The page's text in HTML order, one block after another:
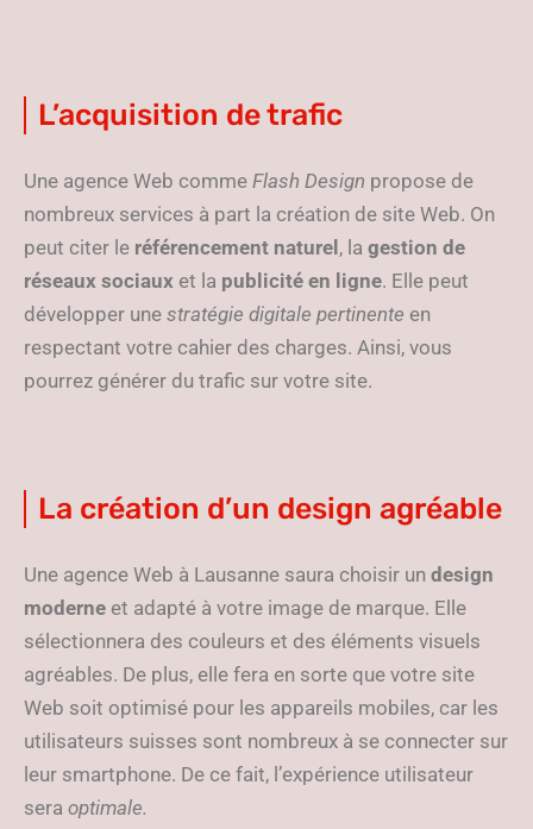
L’acquisition de trafic
Une agence Web comme Flash Design propose de
nombreux services à part la création de site Web. On
peut citer le référencement naturel , la gestion de
réseaux sociaux et la publicité en ligne. Elle peut
développer une stratégie digitale pertinente en
respectant votre cahier des charges. Ainsi, vous
pourrez générer du trafic sur votre site.
La création d’un design agréable
Une agence Web à Lausanne saura choisir un design
moderne et adapté à votre image de marque. Elle
sélectionnera des couleurs et des éléments visuels
agréables. De plus, elle fera en sorte que votre site
Web soit optimisé pour les appareils mobiles, car les
utilisateurs suisses sont nombreux à se connecter sur
leur smartphone. De ce fait, l’expérience utilisateur
sera optimale.